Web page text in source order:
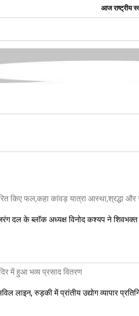
आज राष्ट्रीय
किए फल,कहा कांवड़ यात्रा आस्था,श्रद्धा और
दल के ब्लॉक अध्यक्ष विनोद कश्यप ने
में हुआ भव्य प्रसाद वितरण
लाइन, रुड़की में प्रांतीय उद्योग व्यापार